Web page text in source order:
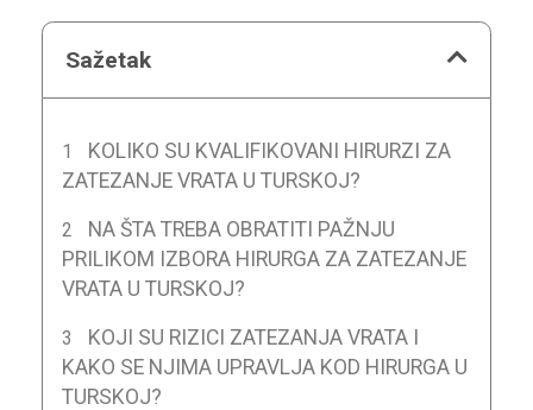
Sažetak
KOLIKO SU KVALIFIKOVANI HIRURZI ZA
ZATEZANJE VRATA U TURSKOJ?
NA ŠTA TREBA OBRATITI PAŽNJU
PRILIKOM IZBORA HIRURGA ZA ZATEZANJE
VRATA U TURSKOJ?
KOJI SU RIZICI ZATEZANJA VRATA I
KAKO SE NJIMA UPRAVLJA KOD HIRURGA U
TURSKOJ?